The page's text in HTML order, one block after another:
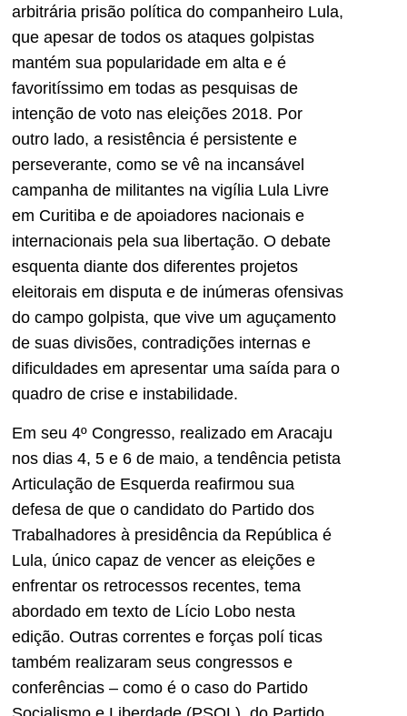
arbitrária prisão política do companheiro Lula,
que apesar de todos os ataques golpistas
mantém sua popularidade em alta e é
favoritíssimo em todas as pesquisas de
intenção de voto nas eleições 2018. Por
outro lado, a resistência é persistente e
perseverante, como se vê na incansável
campanha de militantes na vigília Lula Livre
em Curitiba e de apoiadores nacionais e
internacionais pela sua libertação. O debate
esquenta diante dos diferentes projetos
eleitorais em disputa e de inúmeras ofensivas
do campo golpista, que vive um aguçamento
de suas divisões, contradições internas e
dificuldades em apresentar uma saída para o
quadro de crise e instabilidade.
Em seu 4º Congresso, realizado em Aracaju
nos dias 4, 5 e 6 de maio, a tendência petista
Articulação de Esquerda reafirmou sua
defesa de que o candidato do Partido dos
Trabalhadores à presidência da República é
Lula, único capaz de vencer as eleições e
enfrentar os retrocessos recentes, tema
abordado em texto de Lício Lobo nesta
edição. Outras correntes e forças polí ticas
também realizaram seus congressos e
conferências – como é o caso do Partido